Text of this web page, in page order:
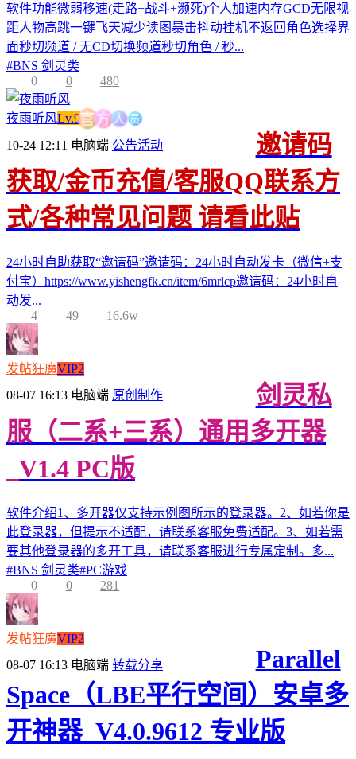
软件功能微弱移速(走路+战斗+濒死)个人加速内存GCD无限视
距人物高跳一键飞天减少读图暴击抖动挂机不返回角色选择界
面秒切频道 / 无CD切换频道秒切角色 / 秒...
#BNS 剑灵类
0
0 480
夜雨听风Lv.9官 方人员
10-24 12:11 电脑端 公告活动
邀请码
获取/金币充值/客服QQ联系方
式/各种常见问题 请看此贴
24小时自助获取“邀请码”邀请码：24小时自动发卡（微信+支
付宝）https://www.yishengfk.cn/item/6mrlcp邀请码：24小时自
动发...
4
49 16.6w
发帖狂魔VIP2
08-07 16:13 电脑端 原创制作
剑灵私
服（二系+三系）通用多开器
_V1.4 PC版
软件介绍1、多开器仅支持示例图所示的登录器。2、如若你是
此登录器，但提示不适配，请联系客服免费适配。3、如若需
要其他登录器的多开工具，请联系客服进行专属定制。多...
#BNS 剑灵类#PC游戏
0
0 281
发帖狂魔VIP2
08-07 16:13 电脑端 转载分享
Parallel
Space（LBE平行空间）安卓多
开神器_V4.0.9612 专业版